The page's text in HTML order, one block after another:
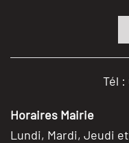
Tél :
Horaires Mairie
Lundi, Mardi, Jeudi